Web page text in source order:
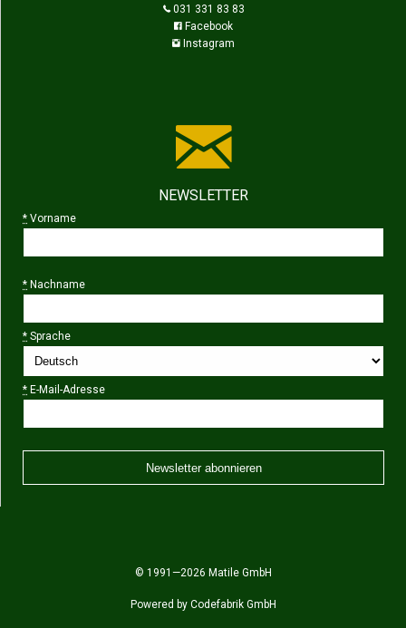
031 331 83 83
Facebook
Instagram
NEWSLETTER
* Vorname
* Nachname
* Sprache
* E-Mail-Adresse
© 1991—2026 Matile GmbH
Powered by Codefabrik GmbH